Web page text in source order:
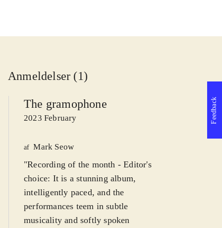
Anmeldelser (1)
The gramophone
2023 February
af Mark Seow
"Recording of the month - Editor's
choice: It is a stunning album,
intelligently paced, and the
performances teem in subtle
musicality and softly spoken
Feedback